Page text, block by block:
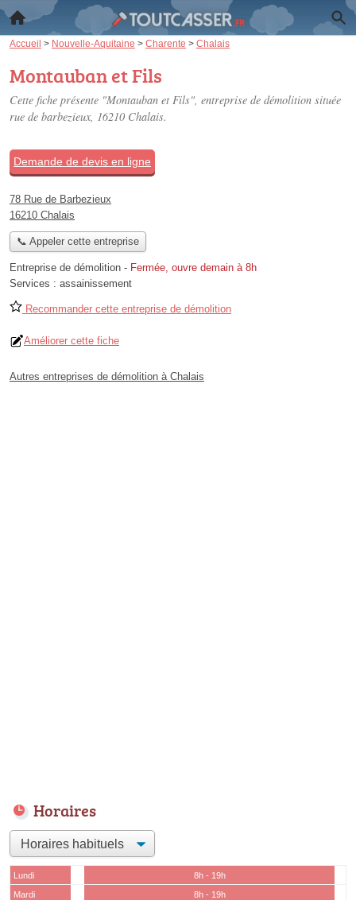
Accueil > Nouvelle-Aquitaine > Charente > Chalais
Montauban et Fils
Cette fiche présente "Montauban et Fils", entreprise de démolition située
rue de barbezieux, 16210 Chalais.
Demande de devis en ligne
78 Rue de Barbezieux
16210 Chalais
📞 Appeler cette entreprise
Entreprise de démolition - Fermée, ouvre demain à 8h
Services : assainissement
Recommander cette entreprise de démolition
Améliorer cette fiche
Autres entreprises de démolition à Chalais
Horaires
Lundi
8h - 19h
Mardi
8h - 19h